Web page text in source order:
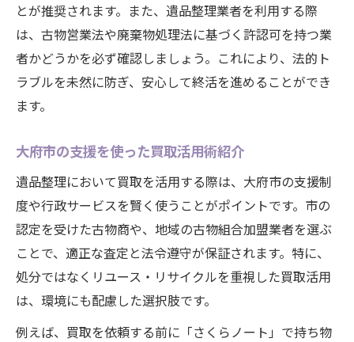
とが推奨されます。また、遺品整理業者を利用する際
は、古物営業法や廃棄物処理法に基づく許認可を持つ業
者かどうかを必ず確認しましょう。これにより、法的ト
ラブルを未然に防ぎ、安心して終活を進めることができ
ます。
大府市の支援を使った買取活用術紹介
遺品整理において買取を活用する際は、大府市の支援制
度や行政サービスを賢く使うことがポイントです。市の
認定を受けた古物商や、地域の古物組合加盟業者を選ぶ
ことで、適正な査定と法令遵守が保証されます。特に、
処分ではなくリユース・リサイクルを重視した買取活用
は、環境にも配慮した選択肢です。
例えば、買取を依頼する前に「さくらノート」で持ち物